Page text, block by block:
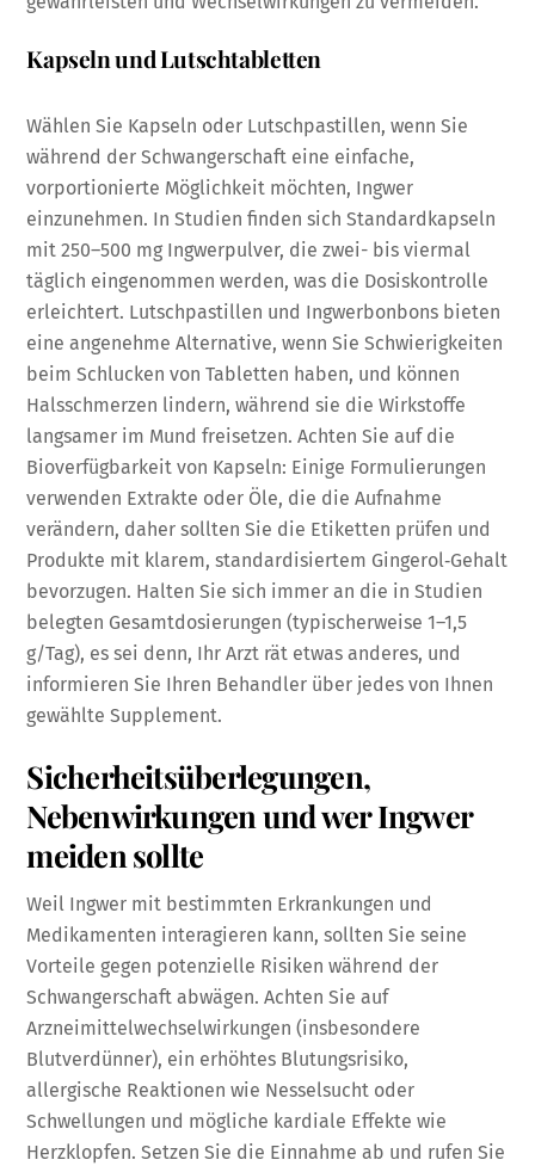
Kapseln und Lutschtabletten
Wählen Sie Kapseln oder Lutschpastillen, wenn Sie
während der Schwangerschaft eine einfache,
vorportionierte Möglichkeit möchten, Ingwer
einzunehmen. In Studien finden sich Standardkapseln
mit 250–500 mg Ingwerpulver, die zwei- bis viermal
täglich eingenommen werden, was die Dosiskontrolle
erleichtert. Lutschpastillen und Ingwerbonbons bieten
eine angenehme Alternative, wenn Sie Schwierigkeiten
beim Schlucken von Tabletten haben, und können
Halsschmerzen lindern, während sie die Wirkstoffe
langsamer im Mund freisetzen. Achten Sie auf die
Bioverfügbarkeit von Kapseln: Einige Formulierungen
verwenden Extrakte oder Öle, die die Aufnahme
verändern, daher sollten Sie die Etiketten prüfen und
Produkte mit klarem, standardisiertem Gingerol‑Gehalt
bevorzugen. Halten Sie sich immer an die in Studien
belegten Gesamtdosierungen (typischerweise 1–1,5
g/Tag), es sei denn, Ihr Arzt rät etwas anderes, und
informieren Sie Ihren Behandler über jedes von Ihnen
gewählte Supplement.
Sicherheitsüberlegungen,
Nebenwirkungen und wer Ingwer
meiden sollte
Weil Ingwer mit bestimmten Erkrankungen und
Medikamenten interagieren kann, sollten Sie seine
Vorteile gegen potenzielle Risiken während der
Schwangerschaft abwägen. Achten Sie auf
Arzneimittelwechselwirkungen (insbesondere
Blutverdünner), ein erhöhtes Blutungsrisiko,
allergische Reaktionen wie Nesselsucht oder
Schwellungen und mögliche kardiale Effekte wie
Herzklopfen. Setzen Sie die Einnahme ab und rufen Sie